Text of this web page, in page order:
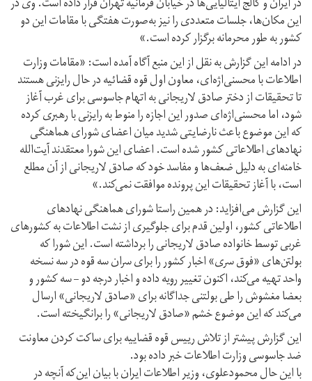
این مکان‌ها، جلسات متعددی را نیز به‌صورت هفتگی با مقامات این دو
کشور به طور محرمانه برگزار کرده است.»
در ادامه این گزارش به نقل از این منبع آگاه آمده است: «مقامات وزارت
اطلاعات با محسنی‌اژه‌ای، معاون اول قوه قضائیه در حال رایزنی هستند
تا تحقیقات از دختر صادق لاریجانی به اتهام جاسوسی برای غرب آغاز
شود، اما محسنی‌اژه‌ای صدور این اجازه را منوط به رایزنی با رهبری کرده
که این موضوع باعث نارضایتی شدید میان اعضای شورای هماهنگی
نهادهای اطلاعاتی کشور شده است. اعضای این شورا معتقدند آیت‌الله
خامنه‌ای به دلیل ضعف‌ها و مفاسد خود که صادق لاریجانی از آن مطلع
است، با آغاز تحقیقات این پرونده موافقت نمی‌کند.»
این گزارش می‌افزاید: در همین راستا شورای هماهنگی نهادهای
اطلاعاتی کشور، اولین قدم برای جلوگیری از نشت اطلاعات به کشورهای
غربی توسط خانواده صادق لاریجانی را برداشته است. این شورا که
بولتن‌های «فوق سری» اخبار کشور را برای سران سه قوه در سه نسخه
واحد تهیه می‌کند، اکنون تغییر رویه داده و اخبار درجه دو – سه کشور و
بعضا مغشوش را طی بولتنی جداگانه برای «صادق لاریجانی» ارسال
می‌کند که این موضوع خشم «صادق لاریجانی» را برانگیخته است.
این گزارش پیشتر از تلاش رییس قوه قضاییه برای ساکت کردن معاونت
ضد جاسوسی وزارت اطلاعات خبر داده بود.
با این حال محمودعلوی، وزیر اطلاعات ایران با بیان این‌که آنچه در